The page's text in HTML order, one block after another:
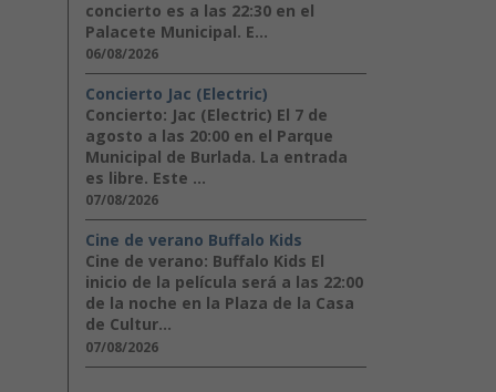
concierto es a las 22:30 en el
Palacete Municipal. E...
06/08/2026
Concierto Jac (Electric)
Concierto: Jac (Electric) El 7 de
agosto a las 20:00 en el Parque
Municipal de Burlada. La entrada
es libre. Este ...
07/08/2026
Cine de verano Buffalo Kids
Cine de verano: Buffalo Kids El
inicio de la película será a las 22:00
de la noche en la Plaza de la Casa
de Cultur...
07/08/2026